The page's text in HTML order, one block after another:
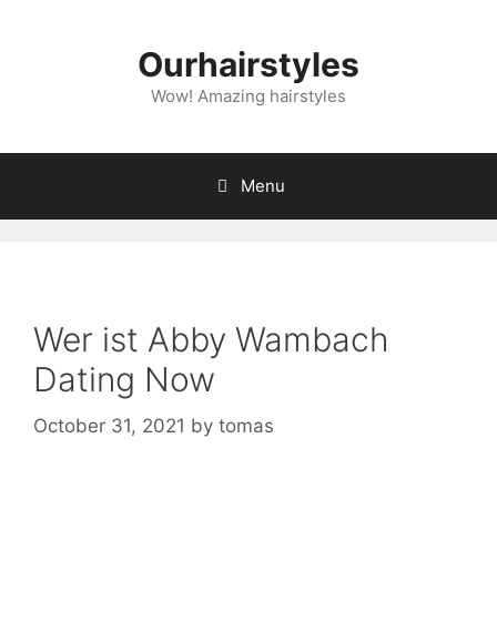
Ourhairstyles
Wow! Amazing hairstyles
Menu
Wer ist Abby Wambach
Dating Now
October 31, 2021 by tomas